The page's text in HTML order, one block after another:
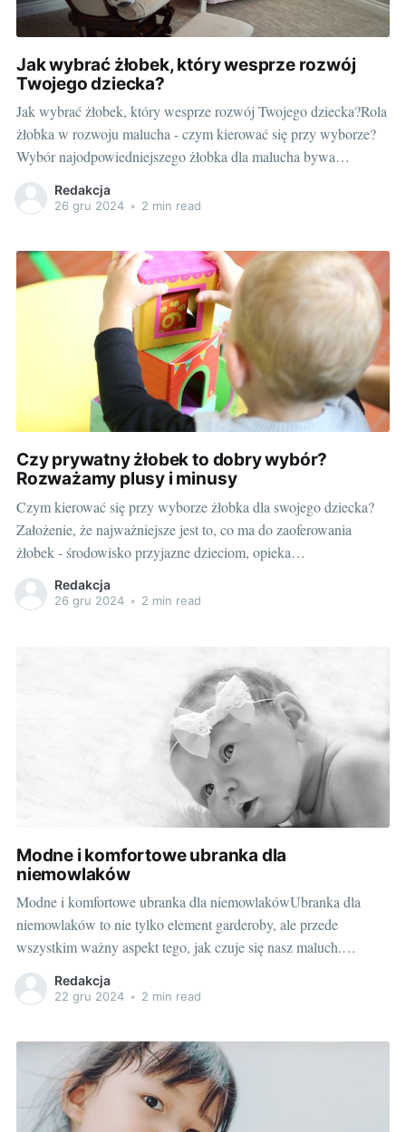
Jak wybrać żłobek, który wesprze rozwój
Twojego dziecka?
Jak wybrać żłobek, który wesprze rozwój Twojego dziecka?Rola
żłobka w rozwoju malucha - czym kierować się przy wyborze?
Wybór najodpowiedniejszego żłobka dla malucha bywa
niełatwym zadaniem dla każdego rodzica. W końcu to miejsce
będzie miało kluczowy wpływ na rozwój dziecka. Szczególnie,
Redakcja
26 gru 2024 • 2 min read
Czy prywatny żłobek to dobry wybór?
Rozważamy plusy i minusy
Czym kierować się przy wyborze żłobka dla swojego dziecka?
Założenie, że najważniejsze jest to, co ma do zaoferowania
żłobek - środowisko przyjazne dzieciom, opieka
wykwalifikowanego personelu, odpowiednie warunki do nauki i
zabawy oraz bezpieczeństwo to podstawa. Wybierając placówkę
Redakcja
26 gru 2024 • 2 min read
Modne i komfortowe ubranka dla
niemowlaków
Modne i komfortowe ubranka dla niemowlakówUbranka dla
niemowlaków to nie tylko element garderoby, ale przede
wszystkim ważny aspekt tego, jak czuje się nasz maluch.
Dobierając odpowiednie ubrania możemy zapewnić mu komfort,
a jednocześnie stworzyć stylową stylizację. Ale jak to zrobić? Na
ubranka:
Redakcja
22 gru 2024 • 2 min read